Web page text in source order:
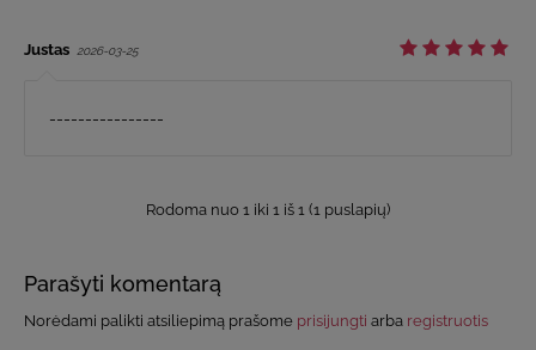
Justas 2026-03-25
----------------
Rodoma nuo 1 iki 1 iš 1 (1 puslapių)
Parašyti komentarą
Norėdami palikti atsiliepimą prašome prisijungti arba registruotis